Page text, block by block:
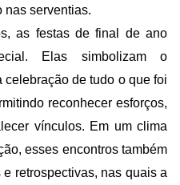
nas serventias.
as festas de final de ano
Elas simbolizam o
de tudo o que foi
reconhecer esforços,
vínculos. Em um clima
esses encontros também
retrospectivas, nas quais a